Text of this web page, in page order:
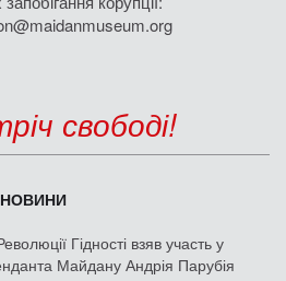
свободі!
НОВИНИ
Гідності взяв участь у
Майдану Андрія Парубія